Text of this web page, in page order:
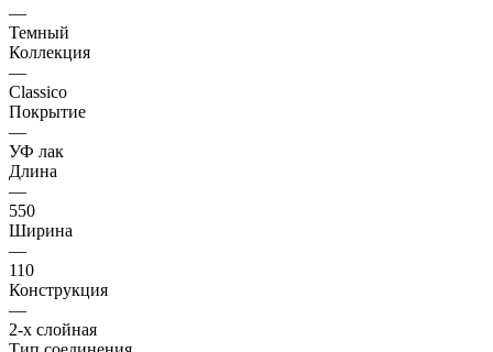
—
Темный
Коллекция
—
Classico
Покрытие
—
УФ лак
Длина
—
550
Ширина
—
110
Конструкция
—
2-х слойная